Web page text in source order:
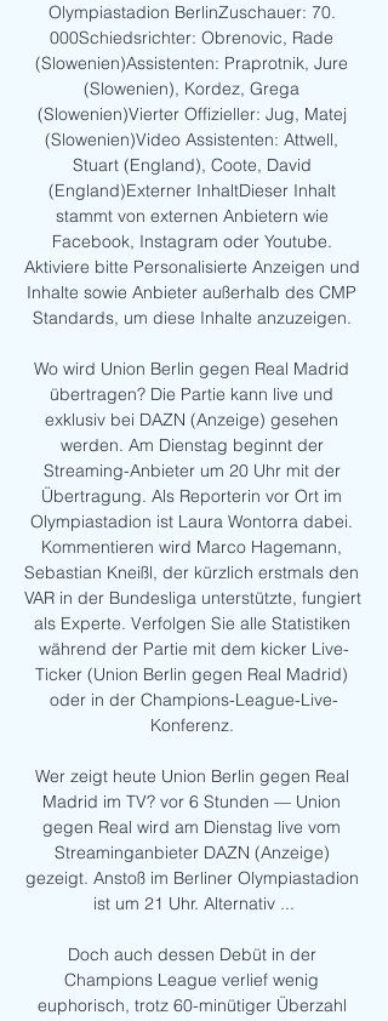
Olympiastadion BerlinZuschauer: 70.
000Schiedsrichter: Obrenovic, Rade
(Slowenien)Assistenten: Praprotnik, Jure
(Slowenien), Kordez, Grega
(Slowenien)Vierter Offizieller: Jug, Matej
(Slowenien)Video Assistenten: Attwell,
Stuart (England), Coote, David
(England)Externer InhaltDieser Inhalt
stammt von externen Anbietern wie
Facebook, Instagram oder Youtube.
Aktiviere bitte Personalisierte Anzeigen und
Inhalte sowie Anbieter außerhalb des CMP
Standards, um diese Inhalte anzuzeigen.
Wo wird Union Berlin gegen Real Madrid
übertragen? Die Partie kann live und
exklusiv bei DAZN (Anzeige) gesehen
werden. Am Dienstag beginnt der
Streaming-Anbieter um 20 Uhr mit der
Übertragung. Als Reporterin vor Ort im
Olympiastadion ist Laura Wontorra dabei.
Kommentieren wird Marco Hagemann,
Sebastian Kneißl, der kürzlich erstmals den
VAR in der Bundesliga unterstützte, fungiert
als Experte. Verfolgen Sie alle Statistiken
während der Partie mit dem kicker Live-
Ticker (Union Berlin gegen Real Madrid)
oder in der Champions-League-Live-
Konferenz.
Wer zeigt heute Union Berlin gegen Real
Madrid im TV? vor 6 Stunden — Union
gegen Real wird am Dienstag live vom
Streaminganbieter DAZN (Anzeige)
gezeigt. Anstoß im Berliner Olympiastadion
ist um 21 Uhr. Alternativ ...
Doch auch dessen Debüt in der
Champions League verlief wenig
euphorisch, trotz 60-minütiger Überzahl